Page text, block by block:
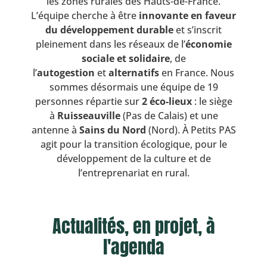
L’équipe cherche à être innovante en faveur
du développement durableet s’inscrit
pleinement dans les réseaux de l’économie
sociale et solidaire, de
l’autogestion etalternatifsen France. Nous
sommes désormais une équipe de 19
personnes répartie sur2 éco-lieux: le siège
à Ruisseauville(Pas de Calais) et une
antenne à Sains du Nord (Nord). À Petits PAS
agit pour la transition écologique, pour le
développement de la culture et de
l’entreprenariat en rural.
Actualités, en projet, à
l'agenda